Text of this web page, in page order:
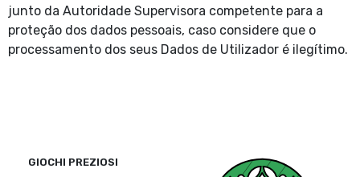
junto da Autoridade Supervisora competente para a
proteção dos dados pessoais, caso considere que o
processamento dos seus Dados de Utilizador é ilegítimo.
GIOCHI PREZIOSI